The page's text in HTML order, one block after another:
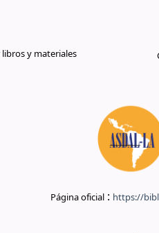
y materiales
Página oficial : https://